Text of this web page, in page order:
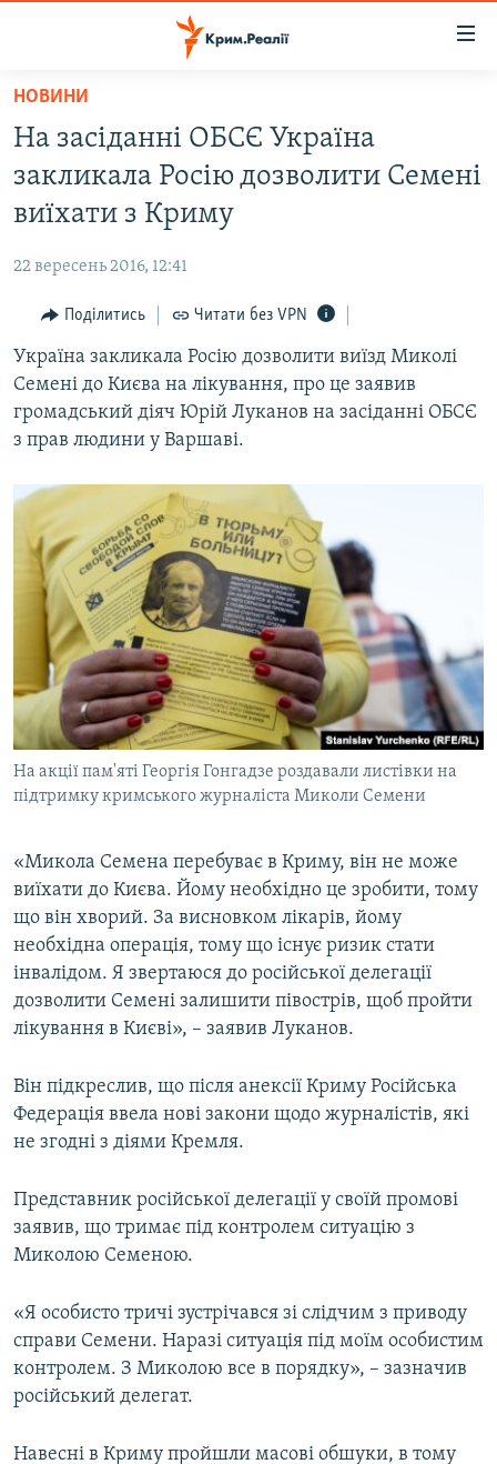
Перейти
основного
матеріалу
Перейти
до
основної
навігації
Перейти
пошуку
ВОДА.КРИМ
ВІДЕО ТА ФОТО
БЛОГИ
ПОГЛЯД
ІНТЕРВ'Ю
ВСЕ ЗА ДЕНЬ
СПЕЦПРОЕКТИ
ВІДЕОУРОКИ «ELIFBE»
СВІДЧЕННЯ ОКУПАЦІЇ
УКРАЇНСЬКА ПРОБЛЕМА КРИМУ
ІНФОГРАФІКА
Русский
Qırımtatar
ДОЛУЧАЙСЯ!
Усі сайти RFE/RL
НОВИНИ
На засіданні ОБСЄ Україна
закликала Росію дозволити Семені
виїхати з Криму
22 вересень 2016, 12:41
Поділитись Читати без VPN
Україна закликала Росію дозволити виїзд Миколі
Семені до Києва на лікування, про це заявив
громадський діяч Юрій Луканов на засіданні ОБСЄ
з прав людини у Варшаві.
На акції пам'яті Георгія Гонгадзе роздавали листівки на
підтримку кримського журналіста Миколи Семени
«Микола Семена перебуває в Криму, він не може
виїхати до Києва. Йому необхідно це зробити, тому
що він хворий. За висновком лікарів, йому
необхідна операція, тому що існує ризик стати
інвалідом. Я звертаюся до російської делегації
дозволити Семені залишити півострів, щоб пройти
лікування в Києві», – заявив Луканов.
Він підкреслив, що після анексії Криму Російська
Федерація ввела нові закони щодо журналістів, які
не згодні з діями Кремля.
Представник російської делегації у своїй промові
заявив, що тримає під контролем ситуацію з
Миколою Семеною.
«Я особисто тричі зустрічався зі слідчим з приводу
справи Семени. Наразі ситуація під моїм особистим
контролем. З Миколою все в порядку», – зазначив
російський делегат.
Навесні в Криму пройшли масові обшуки, в тому